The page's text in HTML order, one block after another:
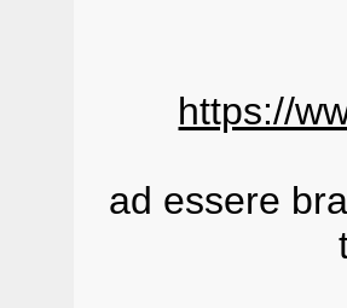
https://
ad essere